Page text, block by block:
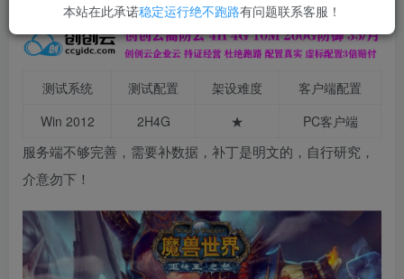
测试系统 测试配置 架设难度
客户端配置
Win 2012
2H4G ★ PC客户端
服务端不够完善，需要补数据，补丁是明文的，自行研究，
介意勿下！
本站在此承诺稳定运行绝不跑路有问题联系客服！